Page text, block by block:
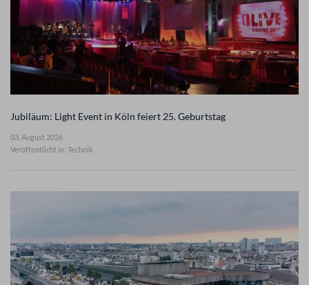
Jubiläum: Light Event in Köln feiert 25. Geburtstag
03. August 2026
Veröffentlicht in: Technik